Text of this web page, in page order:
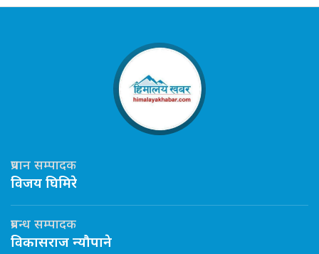
प्रधान सम्पादक
विजय घिमिरे
प्रबन्ध सम्पादक
विकासराज न्यौपाने